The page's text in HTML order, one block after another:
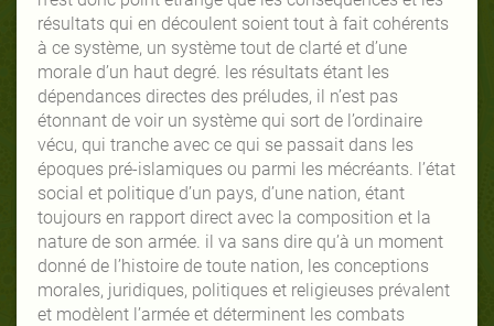
résultats qui en découlent soient tout à fait cohérents
à ce système, un système tout de clarté et d’une
morale d’un haut degré. les résultats étant les
dépendances directes des préludes, il n’est pas
étonnant de voir un système qui sort de l’ordinaire
vécu, qui tranche avec ce qui se passait dans les
époques pré-islamiques ou parmi les mécréants. l’état
social et politique d’un pays, d’une nation, étant
toujours en rapport direct avec la composition et la
nature de son armée. il va sans dire qu’à un moment
donné de l’histoire de toute nation, les conceptions
morales, juridiques, politiques et religieuses prévalent
et modèlent l’armée et déterminent les combats